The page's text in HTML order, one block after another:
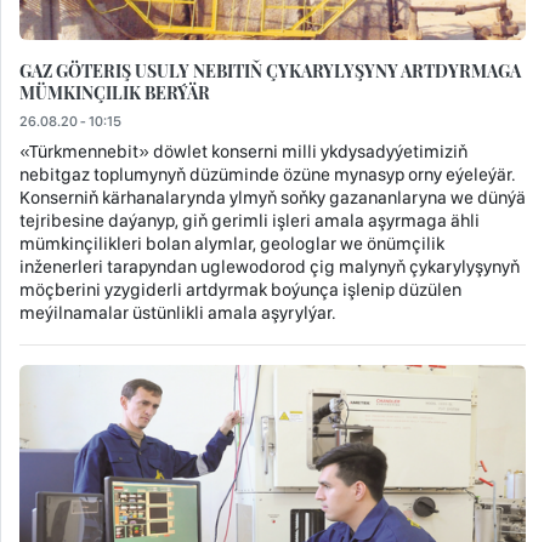
GAZ GÖTERIŞ USULY NEBITIŇ ÇYKARYLYŞYNY ARTDYRMAGA
MÜMKINÇILIK BERÝÄR
26.08.20 - 10:15
«Türkmennebit» döwlet konserni milli ykdysadyýetimiziň
nebitgaz toplumynyň düzüminde özüne mynasyp orny eýeleýär.
Konserniň kärhanalarynda ylmyň soňky gazananlaryna we dünýä
tejribesine daýanyp, giň gerimli işleri amala aşyrmaga ähli
mümkinçilikleri bolan alymlar, geologlar we önümçilik
inženerleri tarapyndan uglewodorod çig malynyň çykarylyşynyň
möçberini yzygiderli artdyrmak boýunça işlenip düzülen
meýilnamalar üstünlikli amala aşyrylýar.